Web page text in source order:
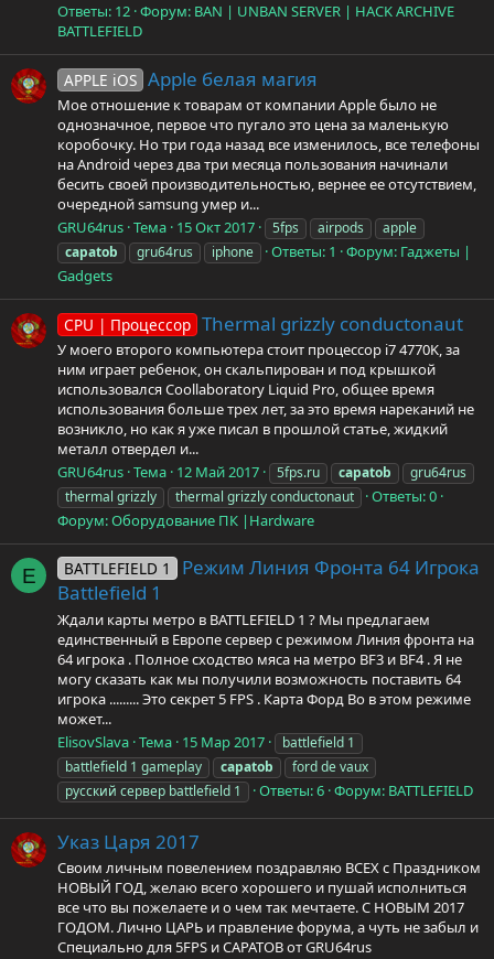
Ответы: 12 Форум: BAN | UNBAN SERVER | HACK ARCHIVE
BATTLEFIELD
APPLE iOS Apple белая магия
Мое отношение к товарам от компании Apple было не
однозначное, первое что пугало это цена за маленькую
коробочку. Но три года назад все изменилось, все телефоны
на Android через два три месяца пользования начинали
бесить своей производительностью, вернее ее отсутствием,
очередной samsung умер и...
GRU64rus Тема 15 Окт 2017 5fps airpods
apple
capatob
gru64rus iphone Ответы: 1 Форум: Гаджеты |
Gadgets
CPU | Процессор Thermal grizzly conductonaut
У моего второго компьютера стоит процессор i7 4770K, за
ним играет ребенок, он скальпирован и под крышкой
использовался Coollaboratory Liquid Pro, общее время
использования больше трех лет, за это время нареканий не
возникло, но как я уже писал в прошлой статье, жидкий
металл отвердел и...
GRU64rus Тема 12 Май 2017 5fps.ru capatob
gru64rus
thermal grizzly
thermal grizzly conductonaut
Ответы: 0
Форум:Оборудование ПК |Hardware
E BATTLEFIELD 1
Режим Линия Фронта 64 Игрока
Battlefield 1
Ждали карты метро в BATTLEFIELD 1 ? Мы предлагаем
единственный в Европе сервер с режимом Линия фронта на
64 игрока . Полное сходство мяса на метро BF3 и BF4 . Я не
могу сказать как мы получили возможность поставить 64
игрока ......... Это секрет 5 FPS . Карта Форд Во в этом режиме
может...
ElisovSlava Тема 15 Мар 2017
battlefield 1
battlefield 1 gameplay
capatob
ford de vaux
русский сервер battlefield 1
Ответы: 6 Форум: BATTLEFIELD
Указ Царя 2017
Своим личным повелением поздравляю ВСЕХ с Праздником
НОВЫЙ ГОД, желаю всего хорошего и пушай исполниться
все что вы пожелаете и о чем так мечтаете. С НОВЫМ 2017
ГОДОМ. Лично ЦАРЬ и правление форума, а чуть не забыл и
Специально для 5FPS и CAPATOB от GRU64rus